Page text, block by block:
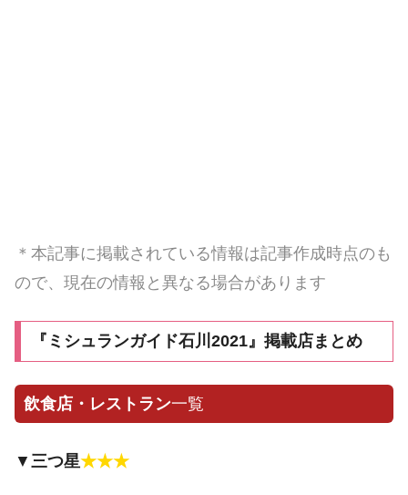
＊本記事に掲載されている情報は記事作成時点のも
ので、現在の情報と異なる場合があります
『ミシュランガイド石川2021』掲載店まとめ
飲食店・レストラン一覧
▼ 三つ星★★★